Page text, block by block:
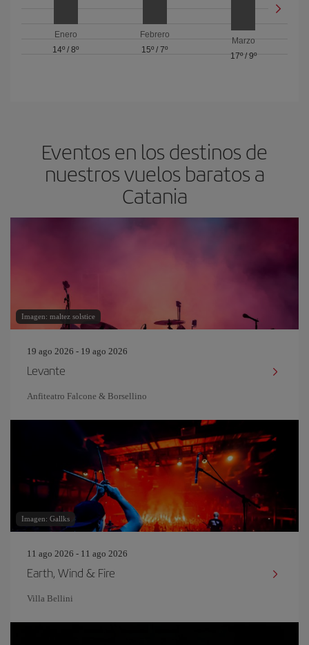
Enero
14º /8º
Febrero
15º / 7º
Marzo
17º/ 9º
Eventos en los destinos de
nuestros vuelos baratos a
Catania
Imagen: maltez solstice
19 ago 2026 - 19 ago 2026
Levante
Anfiteatro Falcone & Borsellino
Imagen: Gallks
11 ago 2026 - 11 ago 2026
Earth, Wind & Fire
Villa Bellini